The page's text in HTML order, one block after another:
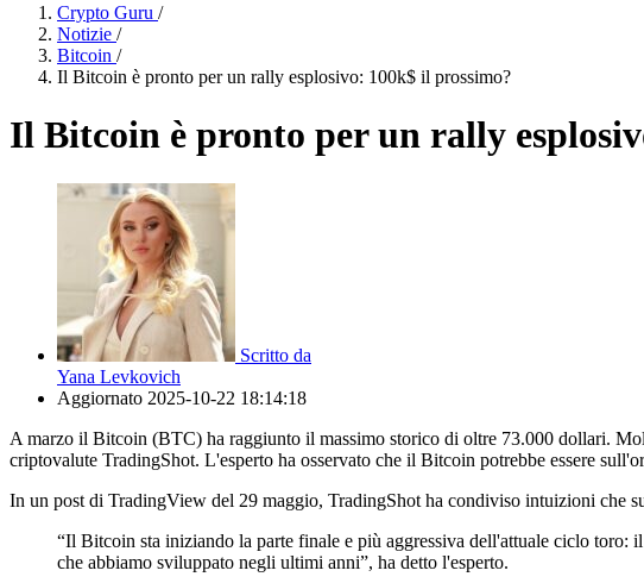
Crypto Guru /
Notizie /
Bitcoin /
Il Bitcoin è pronto per un rally esplosivo: 100k$ il prossimo?
Il Bitcoin è pronto per un rally
Scritto da
Yana Levkovich
Aggiornato 2025-10-22 18:14:18
A marzo il Bitcoin (BTC) ha raggiunto il massimo storico di oltre 73.000 dollari.
criptovalute TradingShot. L'esperto ha osservato che il Bitcoin potrebbe essere
In un post di TradingView del 29 maggio, TradingShot ha condiviso intuizioni che
“Il Bitcoin sta iniziando la parte finale e più aggressiva dell'attuale ciclo
che abbiamo sviluppato negli ultimi anni”, ha detto l'esperto.